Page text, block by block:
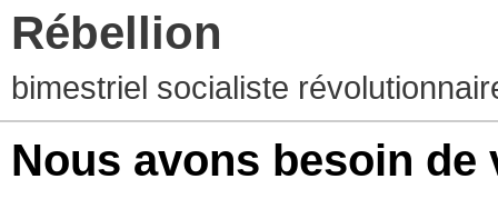
Rébellion
bimestriel socialiste
Nous avons besoin de